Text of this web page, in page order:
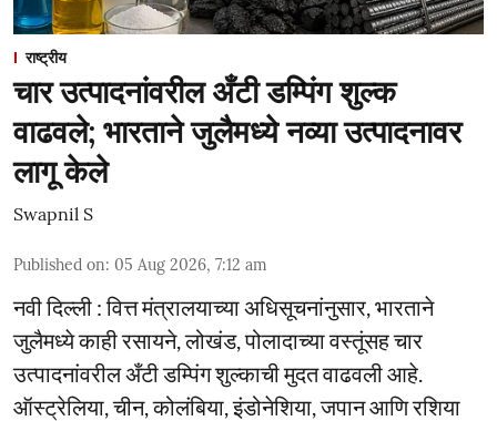
राष्ट्रीय
चार उत्पादनांवरील अँटी डम्पिंग शुल्क
वाढवले; भारताने जुलैमध्ये नव्या उत्पादनावर
लागू केले
Swapnil S
Published on: 05 Aug 2026, 7:12 am
नवी दिल्ली : वित्त मंत्रालयाच्या अधिसूचनांनुसार, भारताने
जुलैमध्ये काही रसायने, लोखंड, पोलादाच्या वस्तूंसह चार
उत्पादनांवरील अँटी डम्पिंग शुल्काची मुदत वाढवली आहे.
ऑस्ट्रेलिया, चीन, कोलंबिया, इंडोनेशिया, जपान आणि रशिया